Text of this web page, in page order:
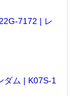
7172 | レ
ダム | K07S-1